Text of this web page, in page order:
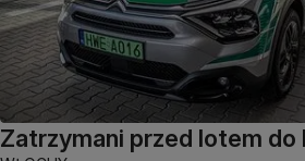
Zatrzymani przed lotem do